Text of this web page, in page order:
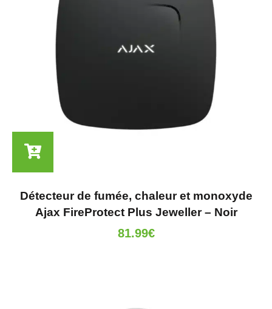
Détecteur de fumée, chaleur et monoxyde
Ajax FireProtect Plus Jeweller – Noir
81.99€